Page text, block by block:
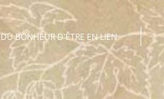
DU BONHEUR D'ÊTRE EN LIEN